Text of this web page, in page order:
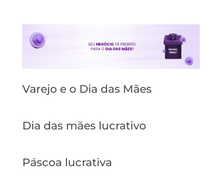
Varejo e o Dia das Mães
Dia das mães lucrativo
Páscoa lucrativa